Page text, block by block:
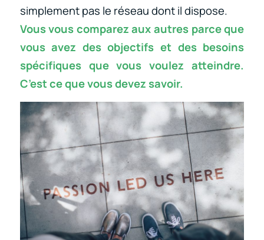
simplement pas le réseau dont il dispose.
Vous vous comparez aux autres parce que
vous avez des objectifs et des besoins
spécifiques que vous voulez atteindre.
C’est ce que vous devez savoir.